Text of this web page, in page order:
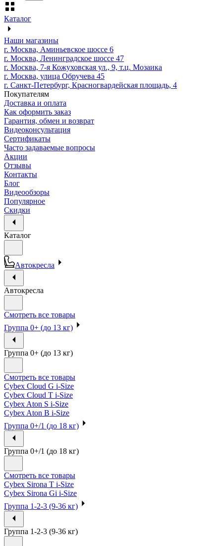
Каталог
Наши магазины
г. Москва, Аминьевское шоссе 6
г. Москва, Ленинградское шоссе 47
г. Москва, 7-я Кожуховская ул., 9, т.ц. Мозаика
г. Москва, улица Обручева 45
г. Санкт-Петербург, Красногвардейская площадь, 4
Покупателям
Доставка и оплата
Как оформить заказ
Гарантия, обмен и возврат
Видеоконсультация
Сертификаты
Часто задаваемые вопросы
Акции
Отзывы
Контакты
Блог
Видеообзоры
Популярное
Скидки
Каталог
Автокресла
Автокресла
Смотреть все товары
Группа 0+ (до 13 кг)
Группа 0+ (до 13 кг)
Смотреть все товары
Cybex Cloud G i-Size
Cybex Cloud T i-Size
Cybex Aton S i-Size
Cybex Aton B i-Size
Группа 0+/1 (до 18 кг)
Группа 0+/1 (до 18 кг)
Смотреть все товары
Cybex Sirona T i-Size
Cybex Sirona Gi i-Size
Группа 1-2-3 (9-36 кг)
Группа 1-2-3 (9-36 кг)